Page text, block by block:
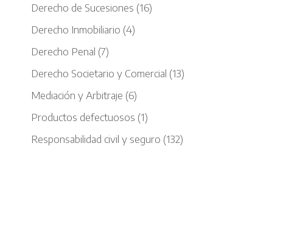
Derecho de Sucesiones (16)
Derecho Inmobiliario (4)
Derecho Penal (7)
Derecho Societario y Comercial (13)
Mediación y Arbitraje (6)
Productos defectuosos (1)
Responsabilidad civil y seguro (132)